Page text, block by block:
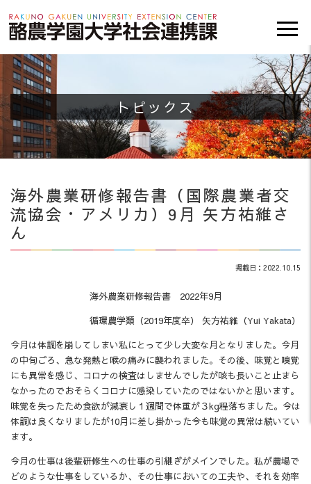
トピックス
海外農業研修報告書（国際農業者交
流協会・アメリカ）9月 矢方祐維さ
ん
掲載日：2022.10.15
海外農業研修報告書 2022年9月
循環農学類（2019年度卒） 矢方祐維（Yui Yakata）
今月は体調を崩してしまい私にとって少し大変な月となりました。今月
の中旬ごろ、急な発熱と喉の痛みに襲われました。その後、味覚と嗅覚
にも異常を感じ、コロナの検査はしませんでしたが咳も長いこと止まら
なかったのでおそらくコロナに感染していたのではないかと思います。
味覚を失ったため食欲が減衰し１週間で体重が３kg程落ちました。今は
体調は良くなりましたが10月に差し掛かった今も味覚の異常は続いてい
ます。
今月の仕事は後輩研修生への仕事の引継ぎがメインでした。私が農場で
どのような仕事をしているか、その仕事においての工夫や、それを効率